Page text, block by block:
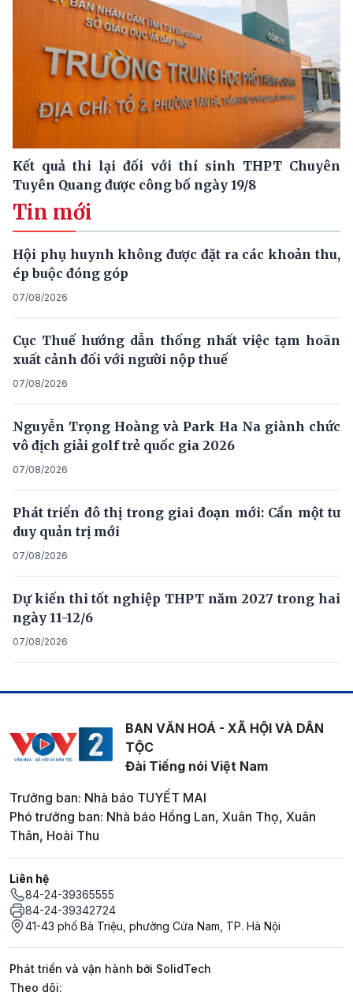
Kết quả thi lại đối với thí sinh THPT Chuyên
Tuyên Quang được công bố ngày 19/8
Tin mới
Hội phụ huynh không được đặt ra các khoản thu,
ép buộc đóng góp
07/08/2026
Cục Thuế hướng dẫn thống nhất việc tạm hoãn
xuất cảnh đối với người nộp thuế
07/08/2026
Nguyễn Trọng Hoàng và Park Ha Na giành chức
vô địch giải golf trẻ quốc gia 2026
07/08/2026
Phát triển đô thị trong giai đoạn mới: Cần một tư
duy quản trị mới
07/08/2026
Dự kiến thi tốt nghiệp THPT năm 2027 trong hai
ngày 11-12/6
07/08/2026
BAN VĂN HOÁ - XÃ HỘI VÀ DÂN
TỘC
Đài Tiếng nói Việt Nam
Trưởng ban: Nhà báo TUYẾT MAI
Phó trưởng ban: Nhà báo Hồng Lan, Xuân Thọ, Xuân
Thân, Hoài Thu
Liên hệ
84-24-39365555
84-24-39342724
41-43 phố Bà Triệu, phường Cửa Nam, TP. Hà Nội
Phát triển và vận hành bởi SolidTech
Mạng xã hội
Theo dõi: